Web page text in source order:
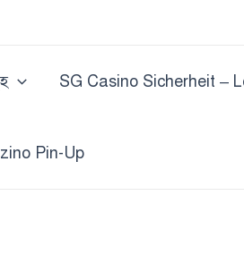
SG Casino Sicherheit –
Pin-Up